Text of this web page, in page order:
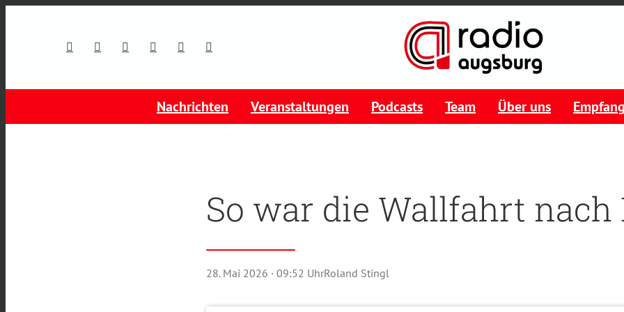
Nachrichten Veranstaltungen Podcasts Team Über uns Empfang
So war die Wallfahrt nach
28. Mai 2026 · 09:52 UhrRoland Stingl